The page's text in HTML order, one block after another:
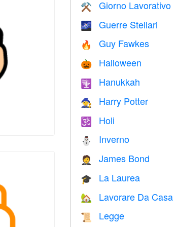
⚒️ Giorno Lavorativo
🌌 Guerre Stellari
🔥 Guy Fawkes
🎃 Halloween
🕎 Hanukkah
🧙 Harry Potter
🕉 Holi
⛄ Inverno
🤵 James Bond
🎓 La Laurea
🏡 Lavorare Da Casa
📜 Legge